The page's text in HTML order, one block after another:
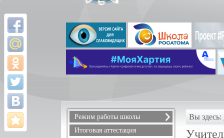
Режим работы школы
Расписание звонков
Итоговая аттестация
Вы здесь: